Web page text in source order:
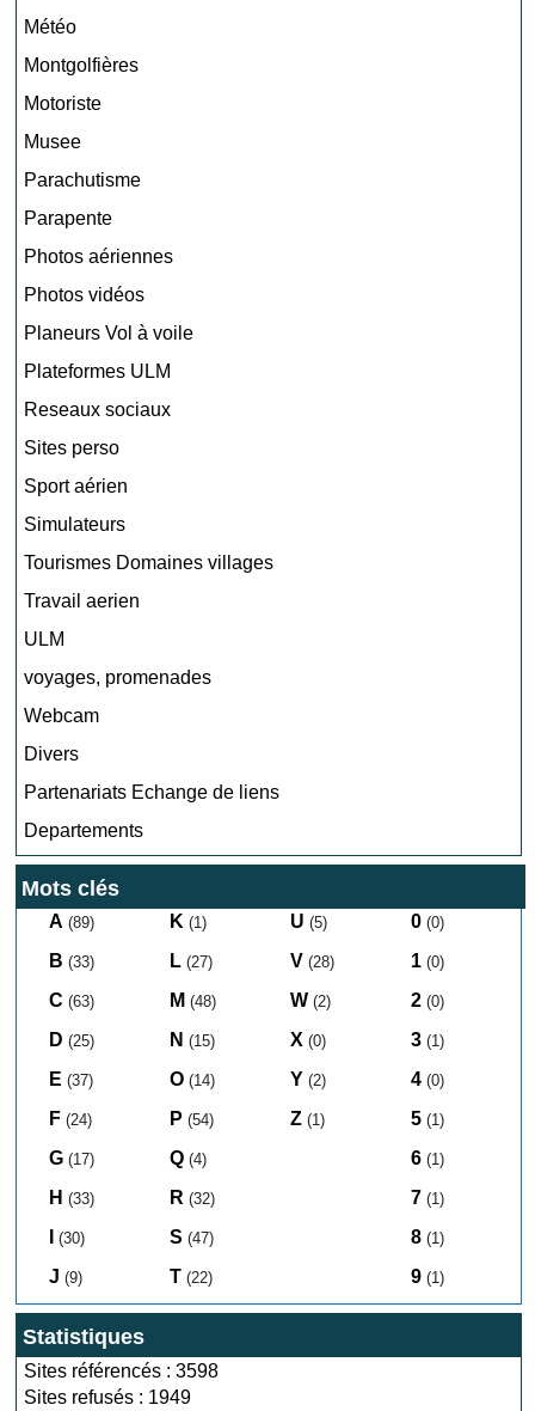
Météo
Montgolfières
Motoriste
Musee
Parachutisme
Parapente
Photos aériennes
Photos vidéos
Planeurs Vol à voile
Plateformes ULM
Reseaux sociaux
Sites perso
Sport aérien
Simulateurs
Tourismes Domaines villages
Travail aerien
ULM
voyages, promenades
Webcam
Divers
Partenariats Echange de liens
Departements
Mots clés
A (89)
B (33)
C (63)
D (25)
E (37)
F (24)
G (17)
H (33)
(30)
J (9)
K (1)
L (27)
M (48)
N (15)
O (14)
P (54)
Q (4)
R (32)
S (47)
T (22)
U (5)
V (28)
W (2)
X (0)
Y (2)
Z (1)
0 (0)
1 (0)
2 (0)
3 (1)
4 (0)
5 (1)
6 (1)
7 (1)
8 (1)
9 (1)
Statistiques
Sites référencés : 3598
Sites refusés : 1949